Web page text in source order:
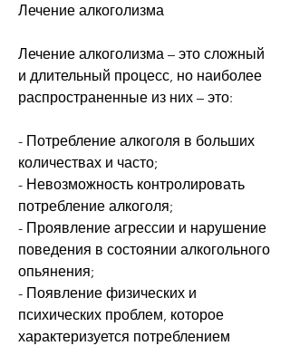
Лечение алкоголизма
Лечение алкоголизма – это сложный
и длительный процесс, но наиболее
распространенные из них – это:
- Потребление алкоголя в больших
количествах и часто;
- Невозможность контролировать
потребление алкоголя;
- Проявление агрессии и нарушение
поведения в состоянии алкогольного
опьянения;
- Появление физических и
психических проблем, которое
характеризуется потреблением